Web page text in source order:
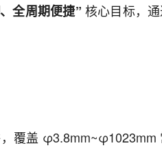
全周期便捷” 核心目标，
覆盖 φ3.8mm~φ1023mm